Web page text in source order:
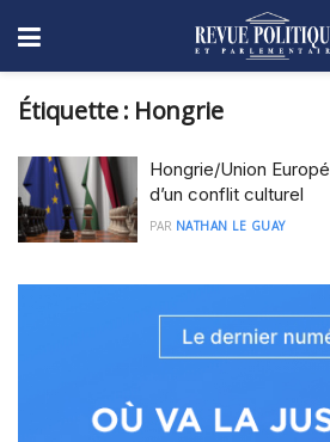
Étiquette : Hongrie
Hongrie/Union
d’un conflit culturel
PAR NATHAN LE GUAY